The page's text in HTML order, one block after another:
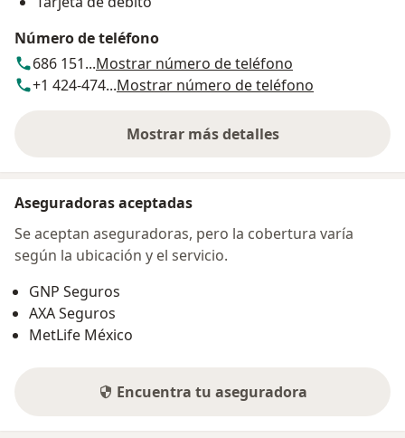
Número de teléfono
686 151...Mostrar número de teléfono
+1 424-474...Mostrar número de teléfono
Mostrar más detalles
sobre la dirección
Aseguradoras aceptadas
Se aceptan aseguradoras, pero la cobertura varía
según la ubicación y el servicio.
GNP Seguros
AXA Seguros
MetLife México
Encuentra tu aseguradora